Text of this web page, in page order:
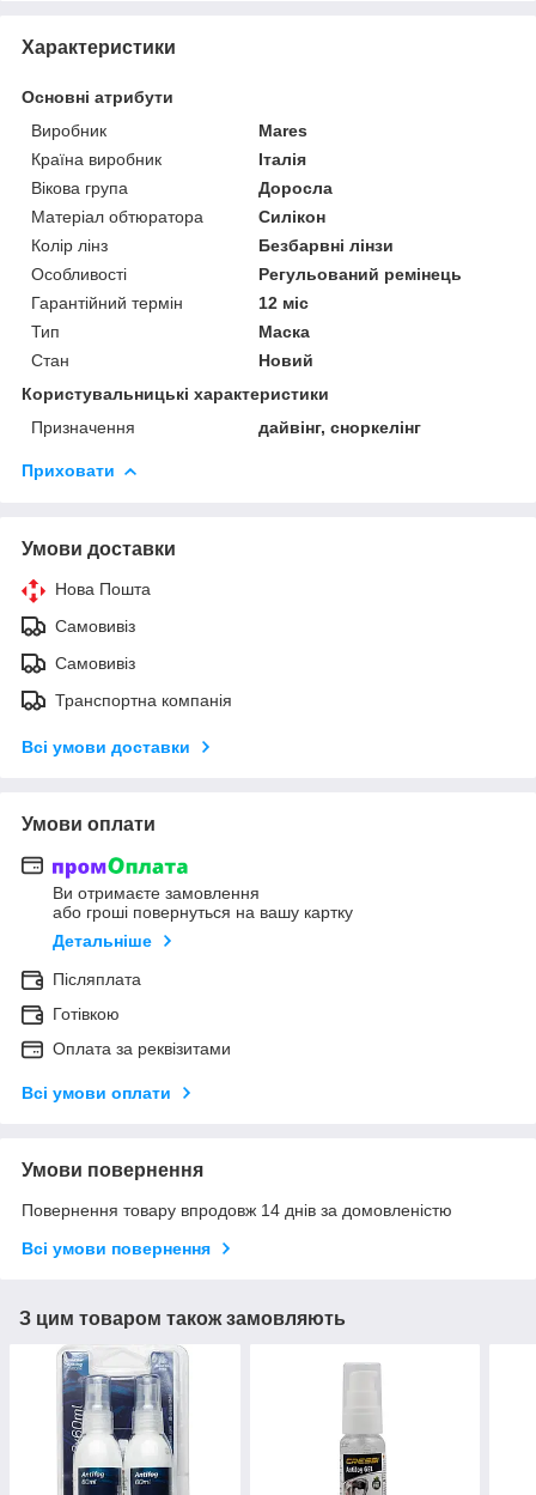
Характеристики
Основні атрибути
Виробник
Mares
Країна виробник
Італія
Вікова група
Доросла
Матеріал обтюратора
Силікон
Колір лінз
Безбарвні лінзи
Особливості
Регульований ремінець
Гарантійний термін
12 міс
Тип
Маска
Стан
Новий
Користувальницькі характеристики
Призначення
дайвінг, сноркелінг
Приховати
Умови доставки
Нова Пошта
Самовивіз
Самовивіз
Транспортна компанія
Всі умови доставки
Умови оплати
Ви отримаєте замовлення
або гроші повернуться на вашу картку
Детальніше
Післяплата
Готівкою
Оплата за реквізитами
Всі умови оплати
Умови повернення
Повернення товару впродовж 14 днів за домовленістю
Всі умови повернення
З цим товаром також замовляють